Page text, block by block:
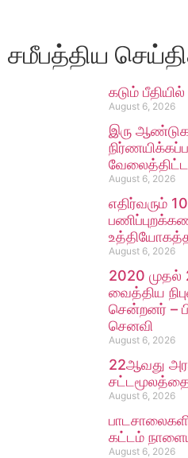
சமீபத்திய
கடும்
August 6, 2026
இரு
August 6, 2026
எதிர்வரும்
August 6, 2026
2020 முதல்
வைத்திய
சென்றனர் –
செனவி
August 6, 2026
22ஆவது
August 6, 2026
கட்டம்
August 6, 2026